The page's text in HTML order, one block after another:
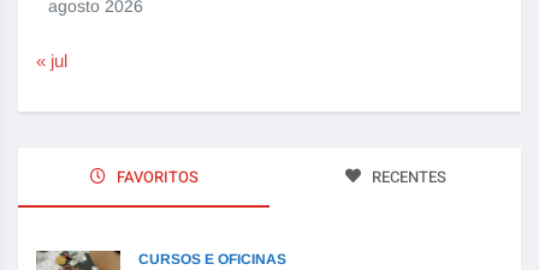
agosto 2026
« jul
FAVORITOS RECENTES
CURSOS E OFICINAS